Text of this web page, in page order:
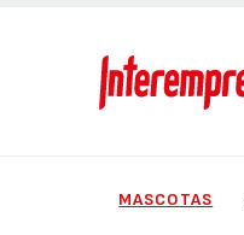
MASCOTAS